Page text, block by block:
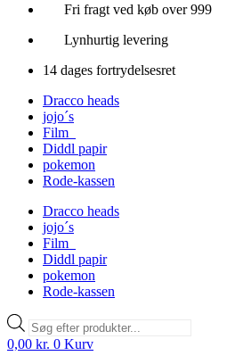
Fri fragt ved køb over 999
Lynhurtig levering
14 dages fortrydelsesret
Dracco heads
jojo´s
Film
Diddl papir
pokemon
Rode-kassen
Dracco heads
jojo´s
Film
Diddl papir
pokemon
Rode-kassen
Products
search
0,00 kr. 0 Kurv